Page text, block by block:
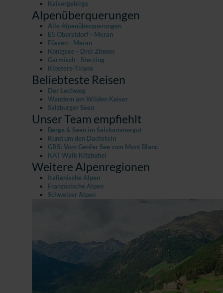
Kaisergebirge
Alpenüberquerungen
Alle Alpenüberquerungen
E5 Oberstdorf - Meran
Füssen - Meran
Königsee - Drei Zinnen
Garmisch - Sterzing
Klosters-Tirano
Beliebteste Reisen
Der Lechweg
Wandern am Wilden Kaiser
Salzburger Seen
Unser Team empfiehlt
Berge & Seen im Salzkammergut
Rund um den Dachstein
GR5: Vom Genfer See zum Mont Blanc
KAT Walk Kitzbühel
Weitere Alpenregionen
Italienische Alpen
Französische Alpen
Schweizer Alpen